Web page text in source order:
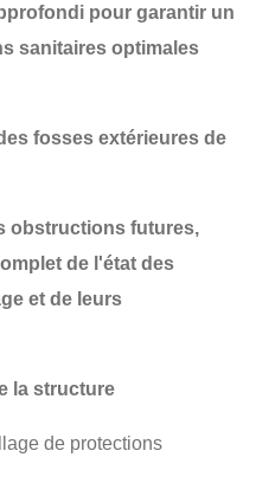
pour garantir un
sanitaires optimales
fosses extérieures de
obstructions futures,
de l'état des
et de leurs
la structure
de protections